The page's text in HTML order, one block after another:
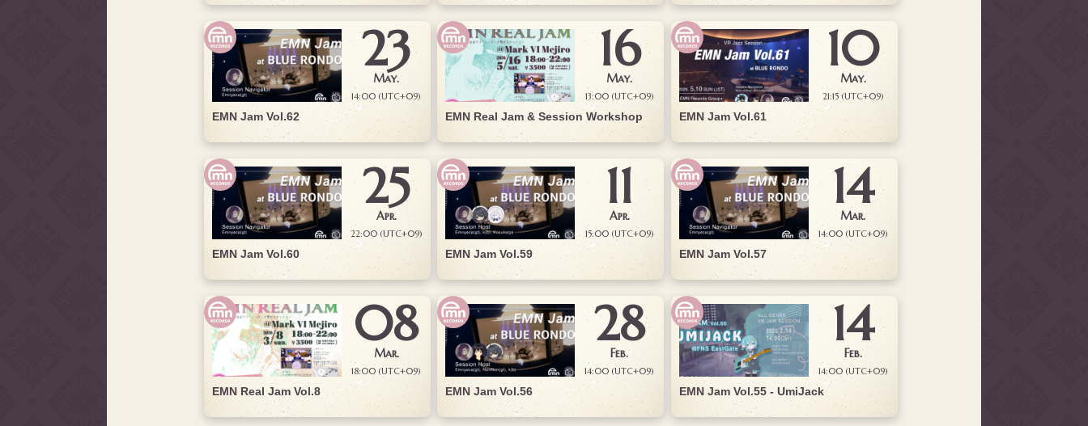
EMN Jam Vol.62
23
May.
14:00 (UTC+09)
EMN Jam Vol.60
25
Apr.
22:00 (UTC+09)
EMN Real Jam Vol.8
08
Mar.
18:00 (UTC+09)
EMN Real Jam & Session Workshop
16
May.
13:00 (UTC+09)
EMN Jam Vol.59
11
Apr.
15:00 (UTC+09)
EMN Jam Vol.56
28
Feb.
14:00 (UTC+09)
EMN Jam Vol.61
10
May.
21:15 (UTC+09)
EMN Jam Vol.57
14
Mar.
14:00 (UTC+09)
EMN Jam Vol.55 - UmiJack
14
Feb.
14:00 (UTC+09)